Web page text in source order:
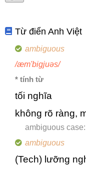
Từ điển Anh Việt
ambiguous
/æm'bigjuəs/
* tính từ
tối nghĩa
không rõ ràng,
ambiguous
ambiguous
(Tech) lưỡng